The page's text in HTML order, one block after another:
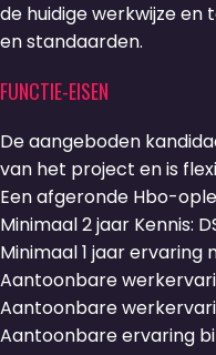
de huidige werkwijze
en standaarden.
FUNCTIE-EISEN
De aangeboden
van het project en is
Een afgeronde Hbo-
Minimaal 2 jaar Kennis:
Minimaal 1 jaar ervaring
Aantoonbare
Aantoonbare
Aantoonbare ervaring